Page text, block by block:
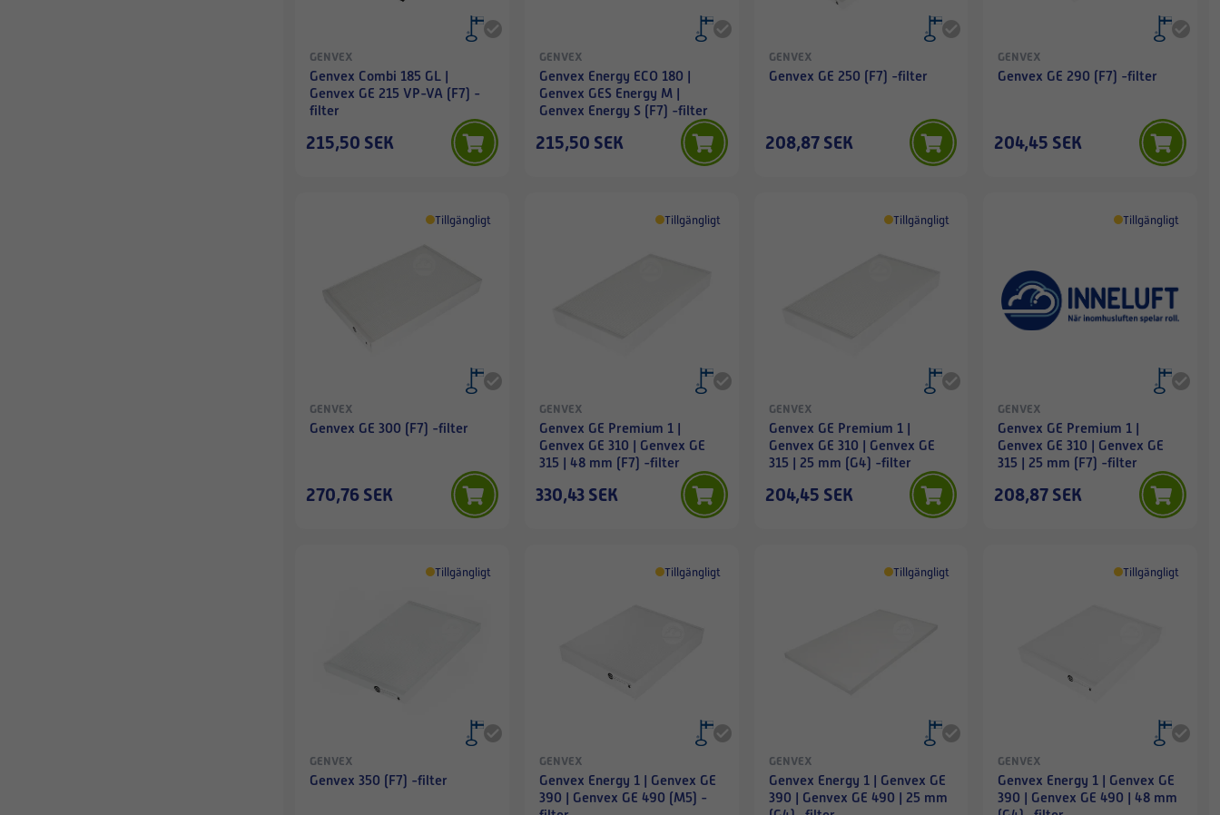
GENVEX
Genvex Combi 185 GL |
Genvex GE 215 VP-VA (F7) -
filter
215,50 SEK
GENVEX
Genvex Energy ECO 180 |
Genvex GES Energy M |
Genvex Energy S (F7) -filter
215,50 SEK
GENVEX
Genvex GE 250 (F7) -filter
208,87 SEK
GENVEX
Genvex GE 290 (F7) -filter
204,45 SEK
Tillgängligt
GENVEX
Genvex GE 300 (F7) -filter
270,76 SEK
Tillgängligt
GENVEX
Genvex GE Premium 1 |
Genvex GE 310 | Genvex GE
315 | 48 mm (F7) -filter
330,43 SEK
Tillgängligt
GENVEX
Genvex GE Premium 1 |
Genvex GE 310 | Genvex GE
315 | 25 mm (G4) -filter
204,45 SEK
Tillgängligt
GENVEX
Genvex GE Premium 1 |
Genvex GE 310 | Genvex GE
315 | 25 mm (F7) -filter
208,87 SEK
Tillgängligt
GENVEX
Genvex 350 (F7) -filter
Tillgängligt
GENVEX
Genvex Energy 1 | Genvex GE
390 | Genvex GE 490 (M5) -
Tillgängligt
GENVEX
Genvex Energy 1 | Genvex GE
390 | Genvex GE 490 | 25 mm
Tillgängligt
GENVEX
Genvex Energy 1 | Genvex GE
390 | Genvex GE 490 | 48 mm